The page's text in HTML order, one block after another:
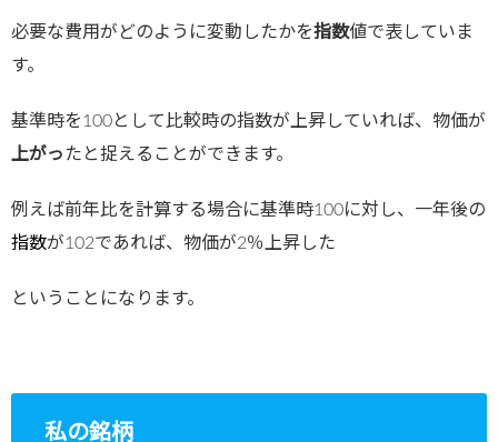
必要な費用がどのように変動したかを指数値で表していま
す。
基準時を100として比較時の指数が上昇していれば、物価が
上がっ たと捉えることができます。
例えば前年比を計算する場合に基準時100に対し、一年後の
指数が102であれば、物価が2％上昇した
ということになります。
私の銘柄